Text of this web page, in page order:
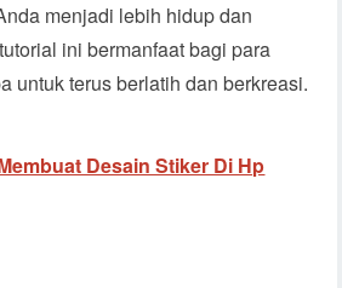
menjadi lebih hidup dan
ini bermanfaat bagi para
untuk terus berlatih dan berkreasi.
Desain Stiker Di Hp